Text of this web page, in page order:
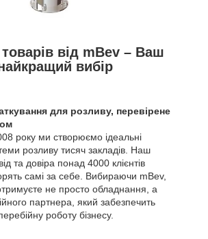
товарів від mBev – Ваш
вибір
для розливу, перевірене
року ми створюємо ідеальні
розливу тисяч закладів. Наш
та довіра понад 4000 клієнтів
самі за себе. Вибираючи mBev,
не просто обладнання, а
партнера, який забезпечить
роботу бізнесу.